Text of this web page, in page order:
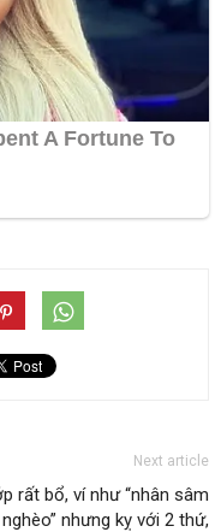
Next article
rất bổ, ví như “nhân sâm
nhưng kỵ với 2 thứ,